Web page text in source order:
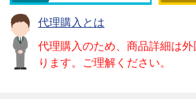
代理購入とは
代理購入のため、商品詳細は
ります。ご理解ください。